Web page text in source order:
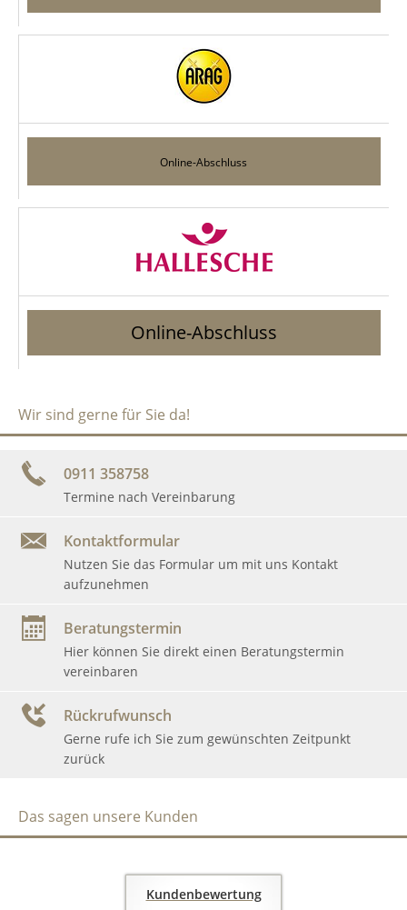
Online-Abschluss
Online-Abschluss
Wir sind gerne für Sie da!
0911 358758
Termine nach Vereinbarung
Kontaktformular
Nutzen Sie das Formular um mit uns Kontakt
aufzunehmen
Beratungstermin
Hier können Sie direkt einen Beratungstermin
vereinbaren
Rückrufwunsch
Gerne rufe ich Sie zum gewünschten Zeitpunkt
zurück
Das sagen unsere Kunden
Kundenbewertung